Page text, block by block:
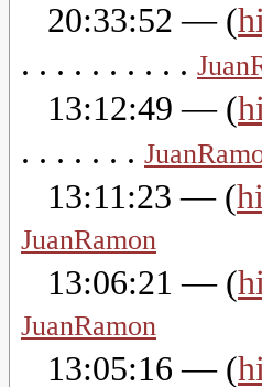
20:33:52 — (
. . . . . . . . . .
13:12:49 — (
. . . . . . .
13:11:23 — (
JuanRamon
13:06:21 — (
JuanRamon
13:05:16 — (